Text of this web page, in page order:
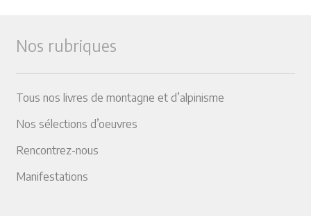
Nos rubriques
Tous nos livres de montagne et d’alpinisme
Nos sélections d’oeuvres
Rencontrez-nous
Manifestations